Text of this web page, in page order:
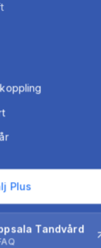
Plus
Tandvård